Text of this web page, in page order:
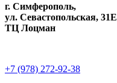
г. Симферополь,
ул. Севастопольская, 31Е
ТЦ Лоцман
+7 (978) 272-92-38